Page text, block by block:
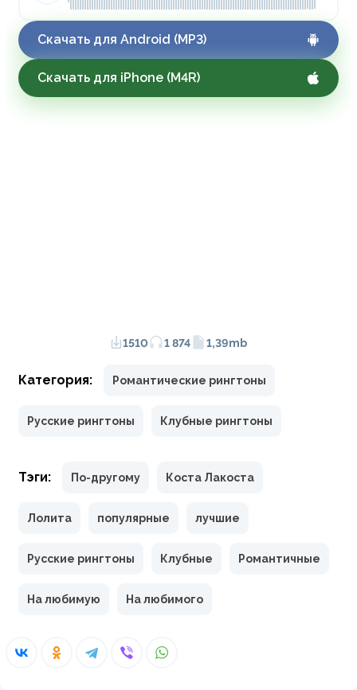
Скачать для Android (MP3)
Скачать для iPhone (M4R)
1510 1 874 1,39mb
Категория: Романтические рингтоны
Русские рингтоны Клубные рингтоны
Тэги: По-другому Коста Лакоста
Лолита популярные лучшие
Русские рингтоны Клубные Романтичные
На любимую На любимого